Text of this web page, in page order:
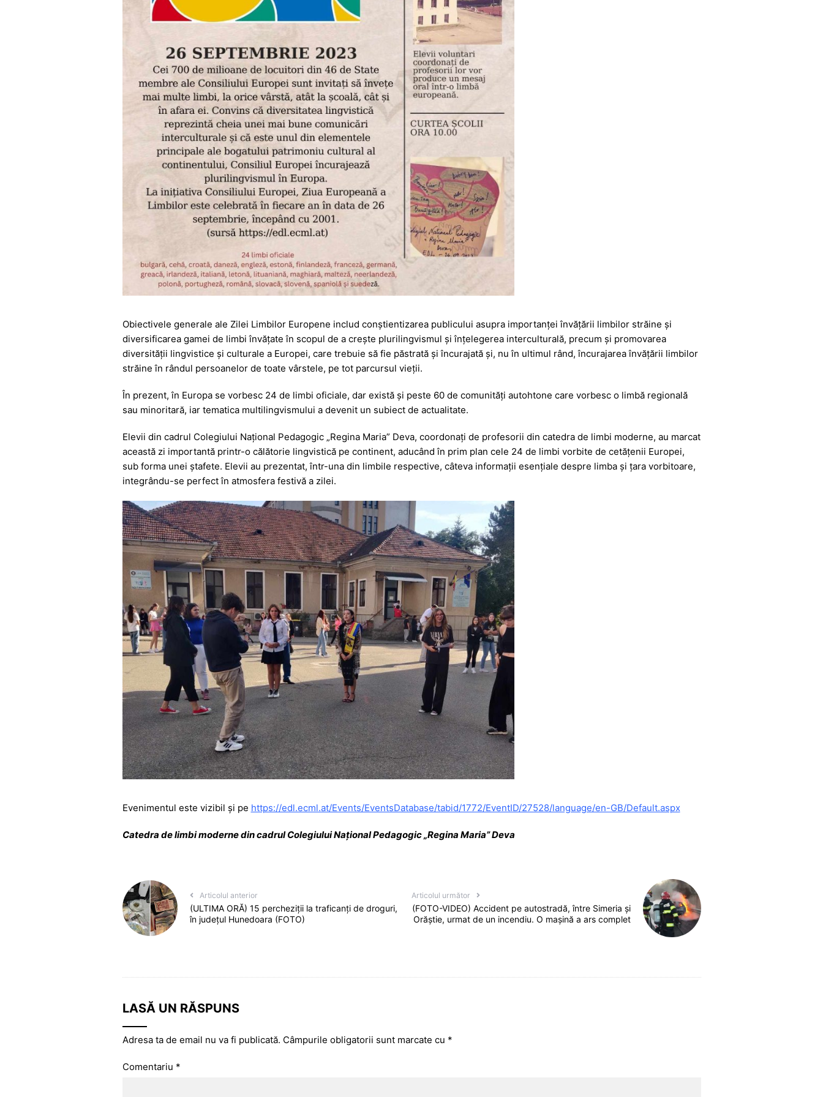
Obiectivele generale ale Zilei Limbilor Europene includ conştientizarea publicului asupra importanţei învățării limbilor străine şi
diversificarea gamei de limbi învăţate în scopul de a creşte plurilingvismul şi înţelegerea interculturală, precum şi promovarea
diversității lingvistice şi culturale a Europei, care trebuie să fie păstrată şi încurajată și, nu în ultimul rând, încurajarea învățării limbilor
străine în rândul persoanelor de toate vârstele, pe tot parcursul vieții.
În prezent, în Europa se vorbesc 24 de limbi oficiale, dar există şi peste 60 de comunităţi autohtone care vorbesc o limbă regională
sau minoritară, iar tematica multilingvismului a devenit un subiect de actualitate.
Elevii din cadrul Colegiului Național Pedagogic „Regina Maria” Deva, coordonați de profesorii din catedra de limbi moderne, au marcat
această zi importantă printr-o călătorie lingvistică pe continent, aducând în prim plan cele 24 de limbi vorbite de cetățenii Europei,
sub forma unei ștafete. Elevii au prezentat, într-una din limbile respective, câteva informații esențiale despre limba și țara vorbitoare,
integrându-se perfect în atmosfera festivă a zilei.
Evenimentul este vizibil și pe https://edl.ecml.at/Events/EventsDatabase/tabid/1772/EventID/27528/language/en-GB/Default.aspx
Catedra de limbi moderne din cadrul Colegiului Național Pedagogic „Regina Maria” Deva
Articolul anterior
(ULTIMA ORĂ) 15 percheziții la traficanți de droguri,
în județul Hunedoara (FOTO)
Articolul următor
(FOTO-VIDEO) Accident pe autostradă, între Simeria și
Orăștie, urmat de un incendiu. O mașină a ars complet
LASĂ UN RĂSPUNS
Adresa ta de email nu va fi publicată. Câmpurile obligatorii sunt marcate cu *
Comentariu *